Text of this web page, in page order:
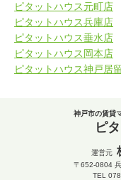
ピタットハウス元町店
ピタットハウス兵庫店
ピタットハウス垂水店
ピタットハウス岡本店
ピタットハウス神戸居
神戸市の賃貸
ピ
運営元
〒652-0804
TEL